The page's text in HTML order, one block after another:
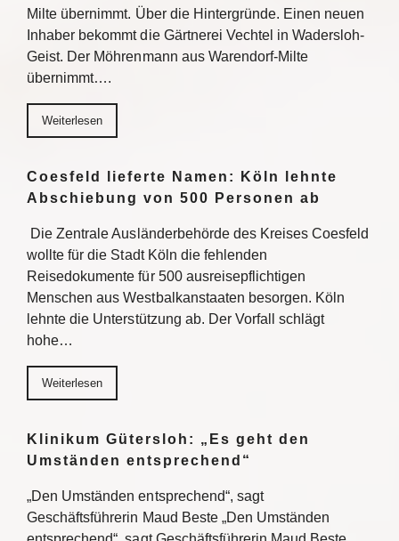
Milte übernimmt. Über die Hintergründe. Einen neuen
Inhaber bekommt die Gärtnerei Vechtel in Wadersloh-
Geist. Der Möhrenmann aus Warendorf-Milte
übernimmt….
Weiterlesen
Coesfeld lieferte Namen: Köln lehnte
Abschiebung von 500 Personen ab
Die Zentrale Ausländerbehörde des Kreises Coesfeld
wollte für die Stadt Köln die fehlenden
Reisedokumente für 500 ausreisepflichtigen
Menschen aus Westbalkanstaaten besorgen. Köln
lehnte die Unterstützung ab. Der Vorfall schlägt
hohe…
Weiterlesen
Klinikum Gütersloh: „Es geht den
Umständen entsprechend“
„Den Umständen entsprechend“, sagt
Geschäftsführerin Maud Beste „Den Umständen